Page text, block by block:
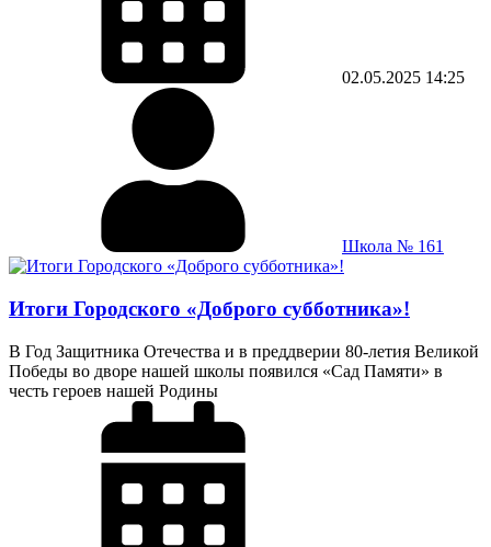
02.05.2025 14:25
Школа № 161
Итоги Городского «Доброго субботника»!
В Год Защитника Отечества и в преддверии 80-летия Великой
Победы во дворе нашей школы появился «Сад Памяти» в
честь героев нашей Родины